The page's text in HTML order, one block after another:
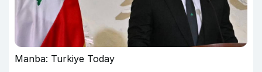
Manba: Turkiye Today